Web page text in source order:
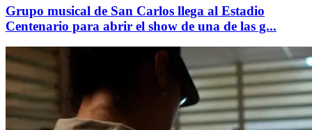
Grupo musical de San Carlos llega al Estadio
Centenario para abrir el show de una de las g...